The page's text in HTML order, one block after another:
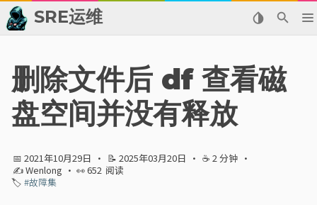
SRE运维
👬 友情链接
📈 热点新闻
💬 留言板
删除文件后 df 查看磁
盘空间并没有释放
📅 2021年10月29日 · 📝 2025年03月20日 · ☕ 2 分钟 ·
✍ Wenlong · 👀652 阅读
🏷️ #故障集